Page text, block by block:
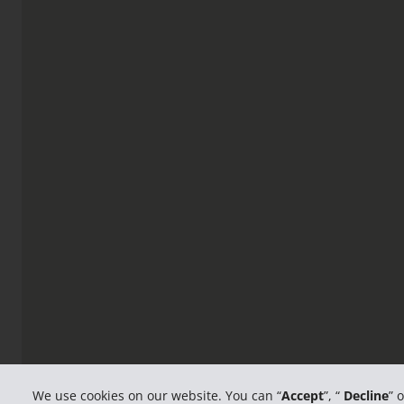
We use cookies on our website. You can “Accept”, “ Decline”